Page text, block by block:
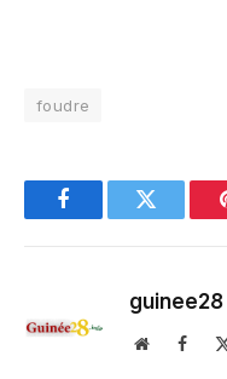
foudre
FacebookTwitter
guinee28
Website